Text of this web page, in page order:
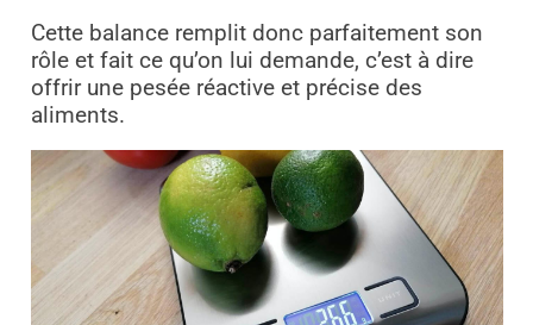
Cette balance remplit donc parfaitement son
rôle et fait ce qu’on lui demande, c’est à dire
offrir une pesée réactive et précise des
aliments.